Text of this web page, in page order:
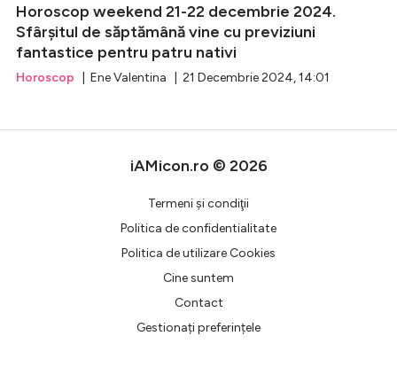
Celebrități
Breaking News
Creează cont
Horoscop weekend 21-22 decembrie 2024.
Sfârșitul de săptămână vine cu previziuni
fantastice pentru patru nativi
Horoscop | Ene Valentina | 21 Decembrie 2024, 14:01
iAMicon.ro © 2026
Termeni şi condiţii
Politica de confidentialitate
Politica de utilizare Cookies
Cine suntem
Contact
Gestionați preferințele